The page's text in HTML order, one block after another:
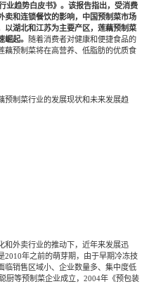
大数据与人工智能
航运及港口
业趋势白皮书》。该报告指出，受消费
卖和连锁餐饮的影响，中国预制菜市场
以湖北和江苏为主要产区，莲藕预制菜
起。
随着消费者对健康和便捷食品的
藕预制菜将在高营养、低脂肪的优质食
预制菜行业的发展现状和未来发展趋
和外卖行业的推动下，近年来发展迅
2010年之前的萌芽期，由于早期冷冻技
临销售区域小、企业数量多、集中度低
厨等预制菜企业成立，2004年《预包装